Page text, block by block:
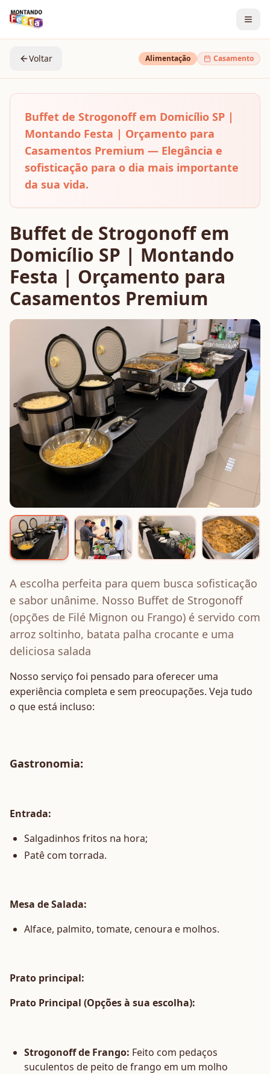
Voltar Alimentação Casamento
Buffet de Strogonoff em Domicílio SP |
Montando Festa | Orçamento para
Casamentos Premium — Elegância e
sofisticação para o dia mais importante
da sua vida.
Buffet de Strogonoff em
Domicílio SP | Montando
Festa | Orçamento para
Casamentos Premium
A escolha perfeita para quem busca sofisticação
e sabor unânime. Nosso Buffet de Strogonoff
(opções de Filé Mignon ou Frango) é servido com
arroz soltinho, batata palha crocante e uma
deliciosa salada
Nosso serviço foi pensado para oferecer uma
experiência completa e sem preocupações. Veja tudo
o que está incluso:
Gastronomia:
Entrada:
Salgadinhos fritos na hora;
Patê com torrada.
Mesa de Salada:
Alface, palmito, tomate, cenoura e molhos.
Prato principal:
Prato Principal (Opções à sua escolha):
Strogonoff de Frango: Feito com pedaços
suculentos de peito de frango em um molho